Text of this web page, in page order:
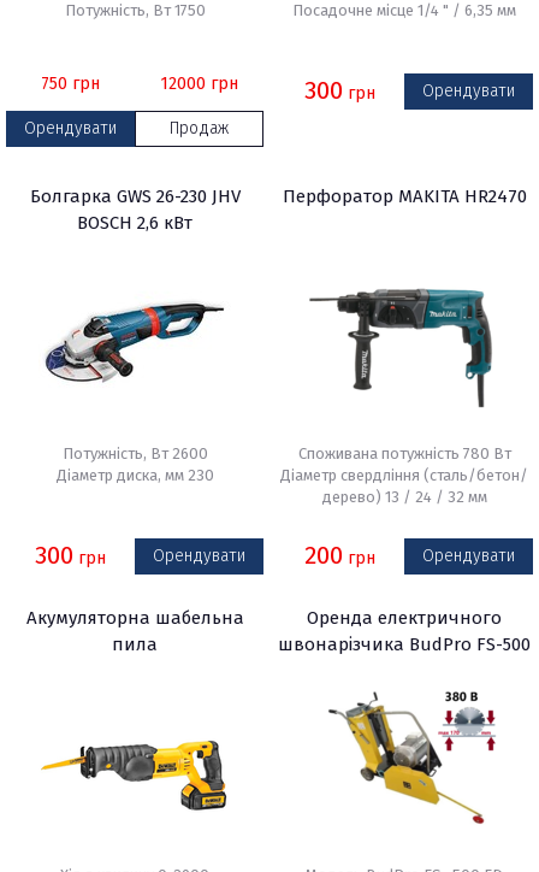
Потужність, Вт 1750
750 грн
Орендувати
12000 грн
Продаж
Посадочне місце 1/4 " / 6,35 мм
300 грн Орендувати
Болгарка GWS 26-230 JHV
BOSCH 2,6 кВт
Потужність, Вт 2600
Діаметр диска, мм 230
300 грн Орендувати
Перфоратор MAKITA HR2470
Споживана потужність 780 Вт
Діаметр свердління (сталь/бетон/
дерево) 13 / 24 / 32 мм
200 грн Орендувати
Акумуляторна шабельна
пила
Оренда електричного
швонарізчика BudPro FS-500